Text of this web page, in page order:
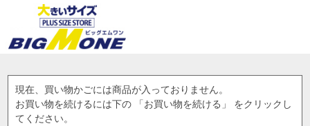
現在、買い物かごには商品が入っておりません。
お買い物を続けるには下の 「お買い物を続ける」 をクリックし
てください。